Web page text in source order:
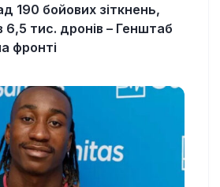
190 бойових зіткнень,
6,5 тис. дронів – Генштаб
фронті